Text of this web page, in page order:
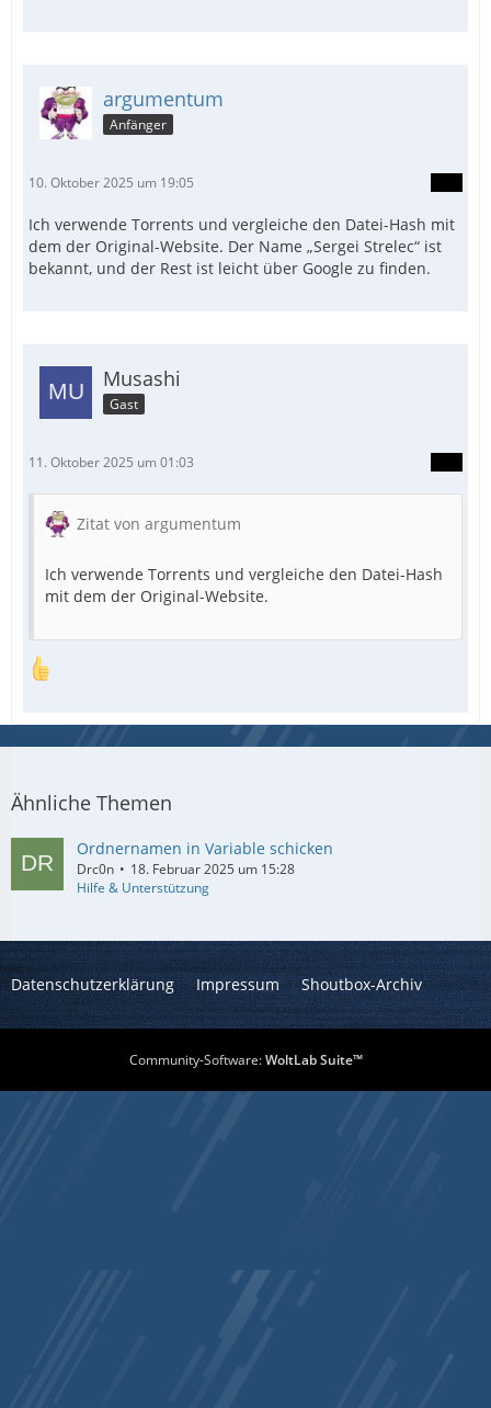
argumentum
Anfänger
10. Oktober 2025 um 19:05
Ich verwende Torrents und vergleiche den Datei-Hash mit
dem der Original-Website. Der Name „Sergei Strelec“ ist
bekannt, und der Rest ist leicht über Google zu finden.
Musashi
Gast
11. Oktober 2025 um 01:03
Zitat von argumentum
Ich verwende Torrents und vergleiche den Datei-Hash
mit dem der Original-Website.
Ähnliche Themen
Ordnernamen in Variable schicken
Drc0n
18. Februar 2025 um 15:28
Hilfe & Unterstützung
Datenschutzerklärung Impressum Shoutbox-Archiv
Community-Software:WoltLab Suite™